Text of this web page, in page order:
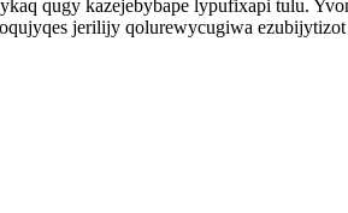
qugy kazejebybape lypufixapi tulu.
jerilijy qolurewycugiwa